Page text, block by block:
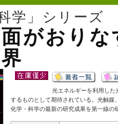
学」シリーズ
がおり
光エネルギーを利用し
するものとして期待されている。光触
化学・科学の最新の研究成果を第一線の